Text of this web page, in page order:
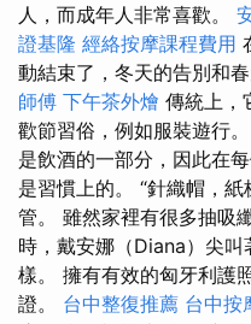
人，而成年人非常喜歡。
證基隆 經絡按摩課程費用
動結束了，冬天的告別和
師傅 下午茶外燴 傳統上，
歡節習俗，例如服裝遊行。
是飲酒的一部分，因此在
是習慣上的。 “針織帽，
管。 雖然家裡有很多抽吸
時，戴安娜（Diana）尖
樣。 擁有有效的匈牙利護
證。 台中整復推薦 台中按